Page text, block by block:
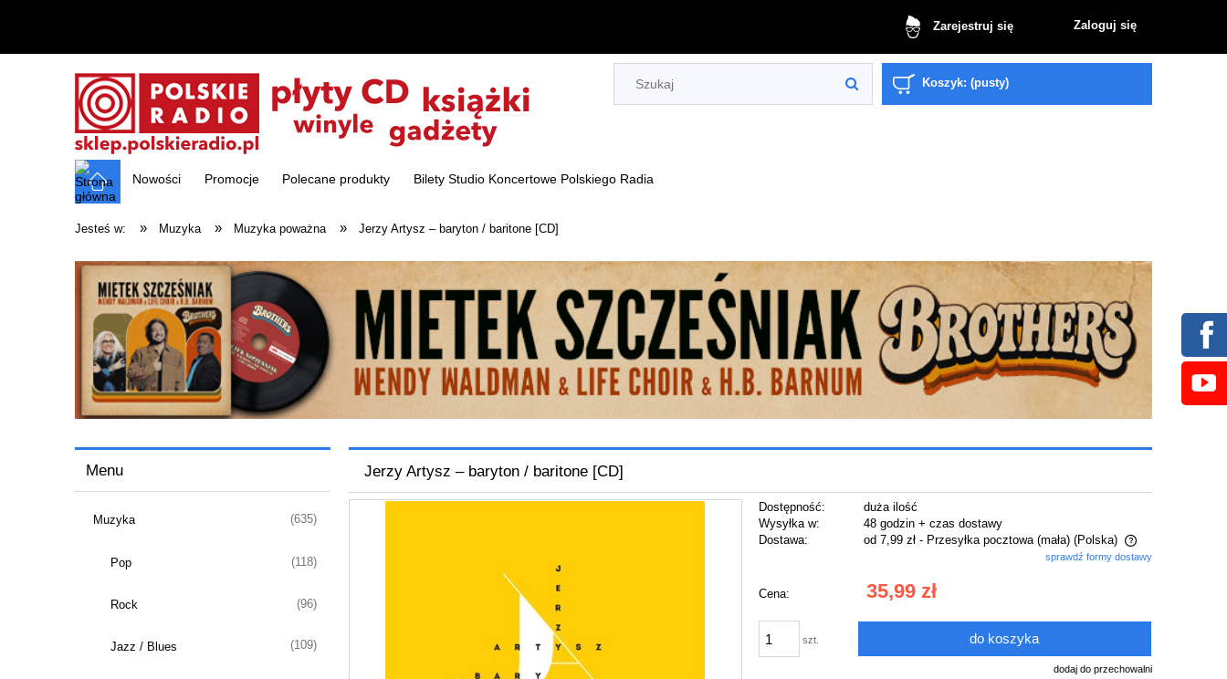
Zarejestruj się Zaloguj się
Koszyk: (pusty)
Nowości Promocje Polecane produkty Bilety Studio Koncertowe Polskiego Radia
Jesteś w: » Muzyka » Muzyka poważna » Jerzy Artysz – baryton / baritone [CD]
Menu
Muzyka (635)
Pop (118)
Rock (96)
Jazz / Blues (109)
Jerzy Artysz – baryton / baritone [CD]
Dostępność:
duża ilość
Wysyłka w:
48 godzin + czas dostawy
Dostawa:
od 7,99 zł - Przesyłka pocztowa (mała) (Polska)
Cena nie zawiera ewentualnych kosztów
płatności
sprawdź formy dostawy
Cena: 35,99 zł
szt. do koszyka
dodaj do przechowalni